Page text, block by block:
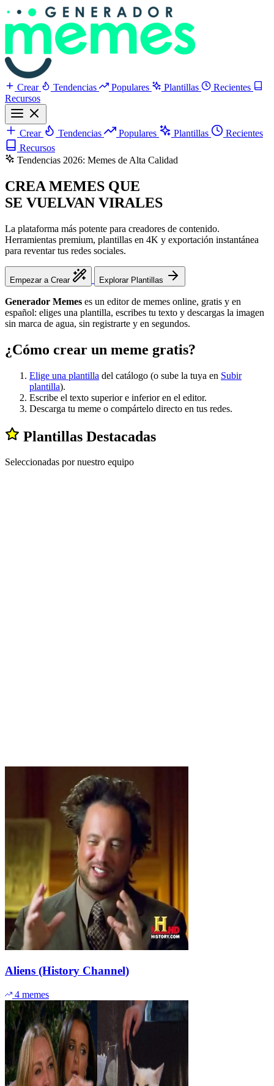
Crear Tendencias Populares Plantillas
Recientes
Recursos
Crear Tendencias Populares Plantillas
Recientes
Recursos
Tendencias 2026: Memes de Alta Calidad
CREA MEMES QUE
SE VUELVAN VIRALES
La plataforma más potente para creadores de contenido.
Herramientas premium, plantillas en 4K y exportación instantánea
para reventar tus redes sociales.
Empezar a Crear Explorar Plantillas
Generador Memes es un editor de memes online, gratis y en
español: eliges una plantilla, escribes tu texto y descargas la imagen
sin marca de agua, sin registrarte y en segundos.
¿Cómo crear un meme gratis?
Elige una plantilla del catálogo (o sube la tuya en Subir
plantilla).
Escribe el texto superior e inferior en el editor.
Descarga tu meme o compártelo directo en tus redes.
Plantillas Destacadas
Seleccionadas por nuestro equipo
Aliens (History Channel)
4 memes